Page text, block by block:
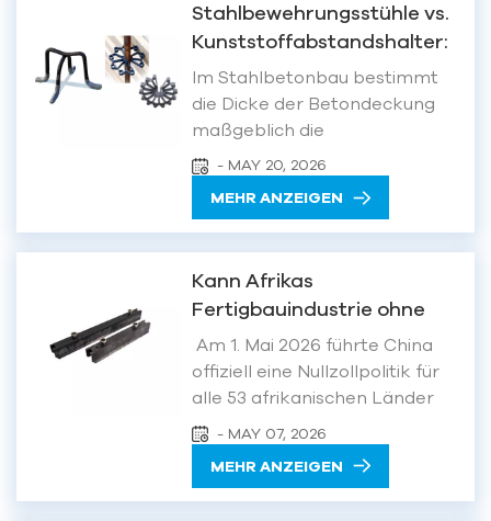
Bewehrungsverschiebungen
sind jedoch ein häufiger
Qualitätsmangel. Treten sie
auf, können sie das
Erscheinungsbild des Bauteils
Stahlbewehrungsstühle vs.
Kunststoffabstandshalter:
Die „heimlichen Helden“ auf
Baustellen – die falsche
Wahl kann zu strukturellen
Gefahren führen.
Im Stahlbetonbau bestimmt
die Dicke der Betondeckung
maßgeblich die
Dauerhaftigkeit, den
Feuerwiderstand und die
Tragfähigkeit des Bauwerks.
Die präzise Einhaltung dieser
unscheinbaren kleinen
Zubehörteilen ab – den
Bewehrungspositionierungshilfen.
Aktuell sind
Stahlbewehrungsstü...
- MAY 20, 2026
MEHR ANZEIGEN
Kann Afrikas
Fertigbauindustrie ohne
Zölle richtig durchstarten?
Am 1. Mai 2026 führte China
offiziell eine Nullzollpolitik für
alle 53 afrikanischen Länder
ein, mit denen es
diplomatische Beziehungen
unterhält. Damit ist China die
erste große Volkswirtschaft
- MAY 07, 2026
MEHR ANZEIGEN